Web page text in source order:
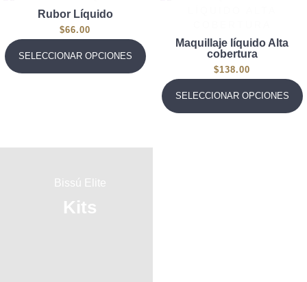
Rubor Líquido
$66.00
SELECCIONAR OPCIONES
Maquillaje líquido Alta
cobertura
$138.00
SELECCIONAR OPCIONES
Bissú Elite
Kits